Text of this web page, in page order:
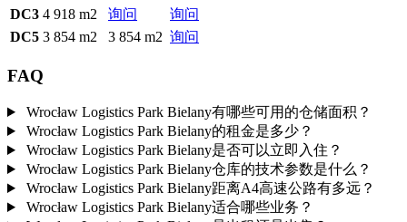
DC3 4 918 m2 询问
询问
DC5 3 854 m2 3 854 m2 询问
FAQ
Wrocław Logistics Park Bielany有哪些可用的仓储面积？
Wrocław Logistics Park Bielany的租金是多少？
Wrocław Logistics Park Bielany是否可以立即入住？
Wrocław Logistics Park Bielany仓库的技术参数是什么？
Wrocław Logistics Park Bielany距离A4高速公路有多远？
Wrocław Logistics Park Bielany适合哪些业务？